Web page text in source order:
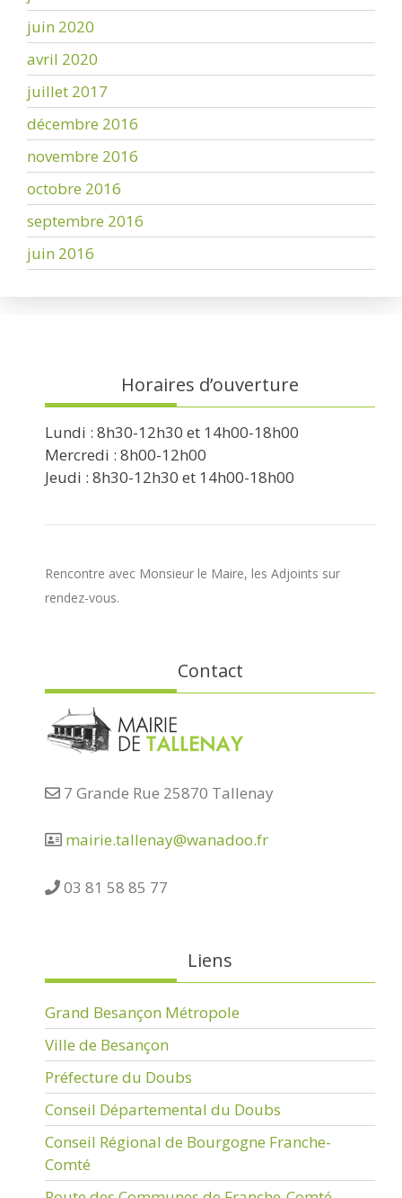
juin 2020
avril 2020
juillet 2017
décembre 2016
novembre 2016
octobre 2016
septembre 2016
juin 2016
Horaires d’ouverture
Lundi : 8h30-12h30 et 14h00-18h00
Mercredi : 8h00-12h00
Jeudi : 8h30-12h30 et 14h00-18h00
Rencontre avec Monsieur le Maire, les Adjoints sur
rendez-vous.
Contact
7 Grande Rue 25870 Tallenay
mairie.tallenay@wanadoo.fr
03 81 58 85 77
Liens
Grand Besançon Métropole
Ville de Besançon
Préfecture du Doubs
Conseil Départemental du Doubs
Conseil Régional de Bourgogne Franche-
Comté